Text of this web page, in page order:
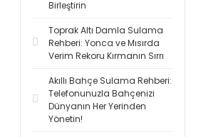
Birleştirin
Toprak Altı Damla Sulama
Rehberi: Yonca ve Mısırda
Verim Rekoru Kırmanın Sırrı
Akıllı Bahçe Sulama Rehberi:
Telefonunuzla Bahçenizi
Dünyanın Her Yerinden
Yönetin!